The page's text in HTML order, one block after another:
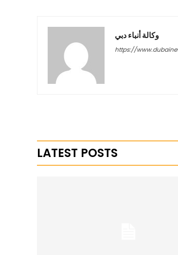
وكالة أنباء دبي
https://
LATEST POSTS